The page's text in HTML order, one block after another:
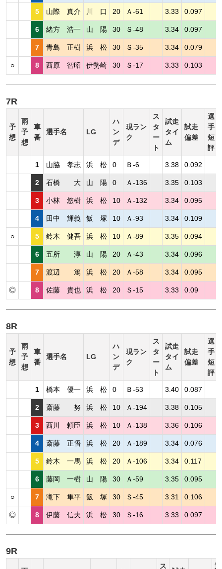
5 山際 真介 川 口 20 Ａ-61 3.33 0.097
6 緒方 浩一 山 陽 30 Ｓ-48 3.34 0.097
7 青島 正樹 浜 松 30 Ｓ-35 3.34 0.079
○ 8 西原 智昭 伊勢崎 30 Ｓ-17 3.33 0.103
7R
予
想
雨
予
想
車
番
選手名 LG
ハ
ン
デ
現ラン
ク
ス
タ
ー
ト
試走
タイ
ム
試走
偏差
選
手
短
評
1 山脇 孝志 浜 松 0 Ｂ-6 3.38 0.092
2 石橋 大 山 陽 0 Ａ-136 3.35 0.103
3 小林 悠樹 浜 松 10 Ａ-132 3.34 0.095
4 田中 輝義 飯 塚 10 Ａ-93 3.34 0.109
○ 5 鈴木 健吾 浜 松 10 Ａ-89 3.35 0.094
6 五所 淳 山 陽 20 Ａ-43 3.34 0.096
7 渡辺 篤 浜 松 20 Ａ-58 3.34 0.095
◎ 8 佐藤 貴也 浜 松 20 Ｓ-15 3.33 0.09
8R
予
想
雨
予
想
車
番
選手名 LG
ハ
ン
デ
現ラン
ク
ス
タ
ー
ト
試走
タイ
ム
試走
偏差
選
手
短
評
1 橋本 優一 浜 松 0 Ｂ-53 3.40 0.087
2 斎藤 努 浜 松 10 Ａ-194 3.38 0.105
3 西川 頼臣 浜 松 10 Ａ-138 3.36 0.106
4 斎藤 正悟 浜 松 20 Ａ-189 3.34 0.076
5 鈴木 一馬 浜 松 20 Ａ-106 3.34 0.117
6 藤岡 一樹 山 陽 30 Ａ-59 3.35 0.095
○ 7 滝下 隼平 飯 塚 30 Ｓ-45 3.31 0.106
◎ 8 伊藤 信夫 浜 松 30 Ｓ-16 3.33 0.097
9R
ス
選